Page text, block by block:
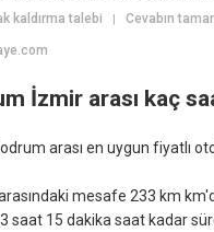
kaldırma talebi |Cevabın
İzmir arası kaç
arası en uygun fiyatlı
mesafe 233 km
3 saat 15 dakika saat kadar